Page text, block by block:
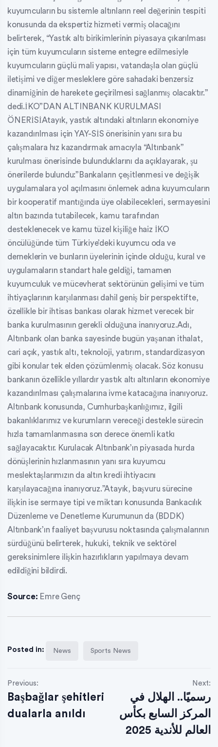
kuyumcuların bu sistemle altınların reel değerinin tespiti
konusunda da ekspertiz hizmeti vermiş olacağını
belirterek, “Yastık altı birikimlerinin piyasaya çıkarılması
için tüm kuyumcuların sisteme entegre edilmesiyle
kuyumcuların güçlü mali yapısı, vatandaşla olan güçlü
iletişimi ve diğer mesleklere göre sahadaki benzersiz
dinamiğinin de harekete geçirilmesi sağlanmış olacaktır.”
dedi.İKO”DAN ALTINBANK KURULMASI
ÖNERİSİAtayık, yastık altındaki altınların ekonomiye
kazandırılması için YAY-SİS önerisinin yanı sıra bu
çalışmalara hız kazandırmak amacıyla “Altınbank”
kurulması önerisinde bulunduklarını da açıklayarak, şu
önerilerde bulundu:”Bankaların çeşitlenmesi ve değişik
uygulamalara yol açılmasını önlemek adına kuyumcuların
bir kooperatif mantığında üye olabilecekleri, sermayesini
altın bazında tutabilecek, kamu tarafından
desteklenecek ve kamu tüzel kişiliğe haiz İKO
öncülüğünde tüm Türkiye’deki kuyumcu oda ve
derneklerin ve bunların üyelerinin içinde olduğu, kural ve
uygulamaların standart hale geldiği, tamamen
kuyumculuk ve mücevherat sektörünün gelişimi ve tüm
ihtiyaçlarının karşılanması dahil geniş bir perspektifte,
özellikle bir ihtisas bankası olarak hizmet verecek bir
banka kurulmasının gerekli olduğuna inanıyoruz.Adı,
Altınbank olan banka sayesinde bugün yaşanan ithalat,
cari açık, yastık altı, teknoloji, yatırım, standardizasyon
gibi konular tek elden çözümlenmiş olacak. Söz konusu
bankanın özellikle yıllardır yastık altı altınların ekonomiye
kazandırılması çalışmalarına ivme katacağına inanıyoruz.
Altınbank konusunda, Cumhurbaşkanlığımız, ilgili
bakanlıklarımız ve kurumların vereceği destekle sürecin
hızla tamamlanmasına son derece önemli katkı
sağlayacaktır. Kurulacak Altınbank’ın piyasada hurda
dönüşlerinin hızlanmasının yanı sıra kuyumcu
meslektaşlarımızın da altın kredi ihtiyacını
karşılayacağına inanıyoruz.”Atayık, başvuru sürecine
ilişkin ise sermaye tipi ve miktarı konusunda Bankacılık
Düzenleme ve Denetleme Kurumunun da (BDDK)
Altınbank’ın faaliyet başvurusu noktasında çalışmalarının
sürdüğünü belirterek, hukuki, teknik ve sektörel
gereksinimlere ilişkin hazırlıkların yapılmaya devam
edildiğini bildirdi.
Source: Emre Genç
Posted in: News Sports News
Previous:
Başbağlar şehitleri
dualarla anıldı
Next:
رسميًا.. الهلال في
المركز السابع بكأس
العالم للأندية 2025